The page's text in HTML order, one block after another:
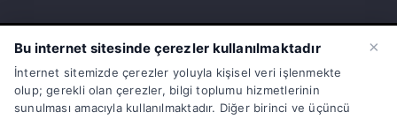
15 Temmuz Mah. 1468 Sok. No:5/31
Güneşli Bağcılar İstanbul Türkiye
info@torasarj.com
×
Bu internet sitesinde çerezler kullanılmaktadır
İnternet sitemizde çerezler yoluyla kişisel veri işlenmekte
olup; gerekli olan çerezler, bilgi toplumu hizmetlerinin
sunulması amacıyla kullanılmaktadır. Diğer birinci ve üçüncü